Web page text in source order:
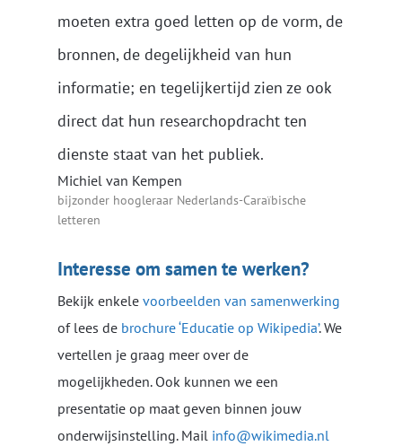
moeten extra goed letten op de vorm, de
bronnen, de degelijkheid van hun
informatie; en tegelijkertijd zien ze ook
direct dat hun researchopdracht ten
dienste staat van het publiek.
Michiel van Kempen
bijzonder hoogleraar Nederlands-Caraïbische
letteren
Interesse om samen te werken?
Bekijk enkelevoorbeelden van samenwerking
of lees de brochure ‘Educatie op Wikipedia’. We
vertellen je graag meer over de
mogelijkheden. Ook kunnen we een
presentatie op maat geven binnen jouw
onderwijsinstelling. Mail info@wikimedia.nl